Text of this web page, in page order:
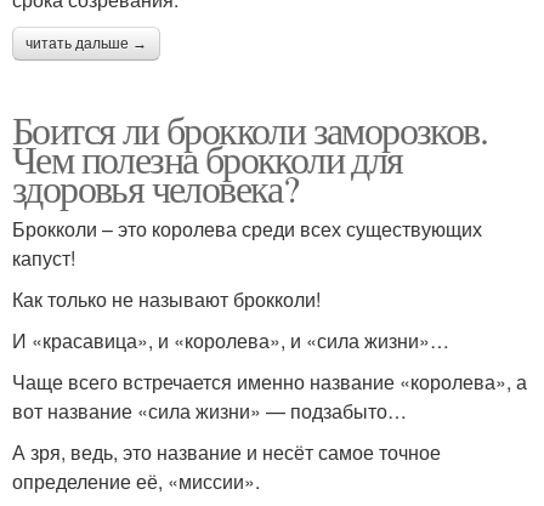
читать дальше →
Боится ли брокколи заморозков.
Чем полезна брокколи для
здоровья человека?
Брокколи – это королева среди всех существующих
капуст!
Как только не называют брокколи!
И «красавица», и «королева», и «сила жизни»…
Чаще всего встречается именно название «королева», а
вот название «сила жизни» — подзабыто…
А зря, ведь, это название и несёт самое точное
определение её, «миссии».